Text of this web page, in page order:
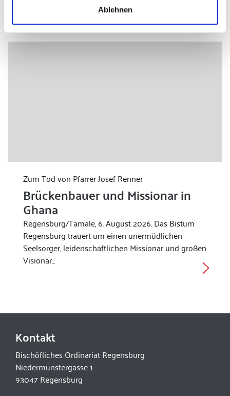
Ablehnen
Zum Tod von Pfarrer Josef Renner
Brückenbauer und Missionar in
Ghana
Regensburg/Tamale, 6. August 2026. Das Bistum
Regensburg trauert um einen unermüdlichen
Seelsorger, leidenschaftlichen Missionar und großen
Visionär…
Kontakt
Bischöfliches Ordinariat Regensburg
Niedermünstergasse 1
93047 Regensburg